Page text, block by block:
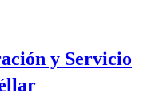
y Servicio